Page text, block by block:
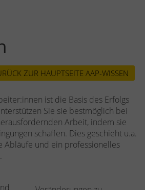
ZUR HAUPTSEITE AAP-WISSEN
ist die Basis des Erfolgs
Sie sie bestmöglich bei
Arbeit, indem sie
schaffen. Dies geschieht u.a.
Abläufe und ein professionelles